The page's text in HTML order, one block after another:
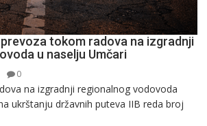
prevoza tokom radova na izgradnji
u naselju Umčari
0
na izgradnji regionalnog vodovoda
ukrštanju državnih puteva IIB reda broj